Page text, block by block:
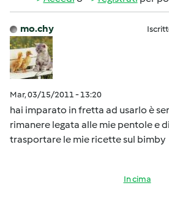
mo.chy
Mar, 03/15/2011 - 13:20
hai imparato in fretta ad usarlo è
rimanere legata alle mie pentole e
trasportare le mie ricette sul bimby
In cima